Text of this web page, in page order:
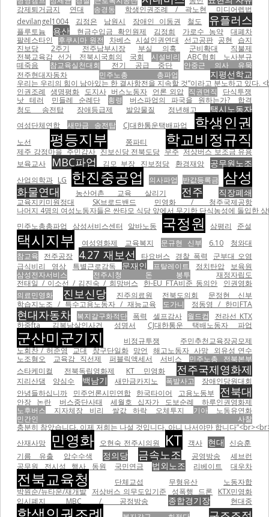
강제퇴거금지 연대 송경동 학생인권조례 / 곽노현
미디어렙법
devilangel1004
김정은 남원시 장애인 이동권 철도 유플러스
플루토늄 용산 현금수입금 확인원제 김정희 가로수 농약
대폐차
팔레스타인
후쿠시마 원전 차베스 시설인권연대 선고공판 공현
습지
진보당
2주기 전주남부시장 부실 의혹 군비확대
직불제
전북교육감 선거
전북시국회의 국회 시설비리 ABC협회
노사분규
떼죽음
참교육실천대회 전기 공급 중단
안중근 의사 유묵
전주현대자동차
민주노총 총파업 지평선학교
우리는 우리의 힘이 남아있는 한 결사항전을 지속할 것”이라고 분노하고 있다.
인권조례 생명평화 도지사 버스노동자 언론 외압 직권면직
단식투쟁
낫 테러
민들레 순례단 횡령 버스파업의 파국을 원하는가?
합격
청도 송전탑
장애등급제 발암물질 정년해고 택시노동자
여성단체연합 새만금 송전탑 CJ대한통운택배파업 학생인권
노선 평등지부 쫑파티 학교비정규직
제주 강정마을 주민감사 진보신당 전북도당 무주 저상버스 보조금 유용
보육교사
MBC파업 김모 부장 진보정당 환경재앙 공무원노조
산업의학과 LG 한진중공업 의사파업 반값등록금 삼성
화물연대 농산어촌 교육 살리기 전주 직장폐쇄
교육지키미원정대 SK브로드밴드
민영화 / 청주국제공항
나머지 4명의 여성노동자들은 싼타모 식당 앞에서 무기한 단식농성에 돌입한
민주노총총파업
삼성서비스센터 알바노동 국정원 삼평리 준설
택시지부 여성영화제 교육복지 문규현 신부 6.10
청와대
참교육
전주공장 4.27 재보선 타요버스 경찰 폭력
군부대 오염
급식비리
영상 특별근로감독 문재인 프탈레이트 정치탄압
보육원
삼성전자서비스
전주시청 돈 봉투
재정자립도
전태일 / 이소선 / 김진숙 / 희망버스 한-EU FTA비준 동의안
인권영화
의료민영화
진보신당 진주의료원 전북도의회
문정현 신부
학습지노조 / 특수고용노동자 / 재능교육
도가니 정동영 / 한미FTA
현대자동차 복지갈구화적단 폭력 셀프감사 월드컵
전라선 KTX
한중fta
김복남살인사건 성명서 CJ대한통운 택배노동자 파업
군산미군기지 비정규투쟁
주민추천교육장공모제
노회찬 / 허준영 교대 창구단일화 망언 해고노동자 사망 외유성 연수
노조혐오
교육감 직선제 퍼블릭액세서 서비스
민주노총 전북본부
스타케미컬
전북독립영화제 KT 민영화 전주국제영화제
지리산댐 양심수 백남기 새만금카지노 폭발사고
장애인당원대회
안녕들하십니까
민주언론시민연합 한국타이어 고용노동부 전북대
안장 논란 버스중단사태 세월호 십자가 도보순례
하루인권영화제
노후버스
지자체장 비리 쌀값 하락 오체투지 기아
노동유연화
민간인 사찰
충분히 참았습니다. 이제 저희는 나설 것입니다. 아니 나서야만 합니다
산재사망
민영화 오현숙 전주시의원 KT 객사 현대
신승훈
기름 유출
압수수색 정의당 금속노조 공영방송
셰브런
공무원 전시성 행사 동원
국민연금 법외노조 리베이트 대우차
전북교육청 단체교섭 무형유산
노동자합
박원순/뉴타운/재개발 저상버스 의무도입기준 성폭행 드론
KTX민영화
입시폐지
MBC / 공정방송 종합경기장 현대중